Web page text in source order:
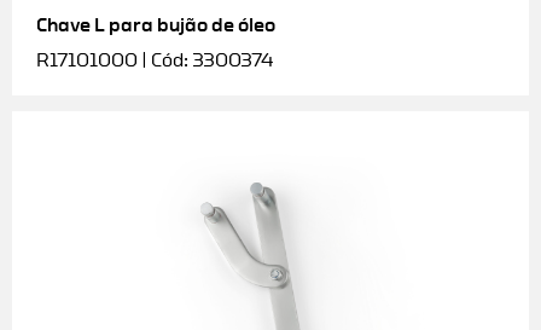
Chave L para bujão de óleo
R17101000 | Cód: 3300374